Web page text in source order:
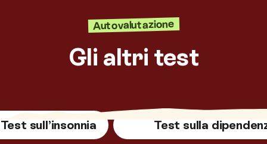
Autovalutazione
Gli altri test
Test sull’insonnia Test sulla